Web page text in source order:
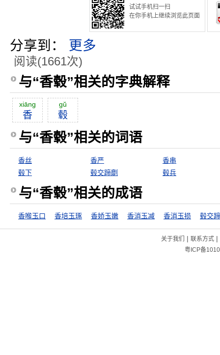
试试手机扫一扫
在你手机上继续浏览此页面
分享到： 更多
阅读(1661次)
与“香毂”相关的字典解释
xiāng
香
gŭ
毂
与“香毂”相关的词语
香丝 香严
香串
毂下
毂交蹄劘 毂兵
与“香毂”相关的成语
香喉玉口 香培玉琢 香娇玉嫩 香消玉减 香消玉损 毂交
关于我们 | 联系方式|
粤ICP备